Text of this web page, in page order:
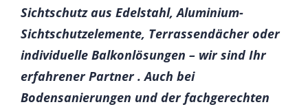
Sichtschutz aus Edelstahl, Aluminium-
Sichtschutzelemente, Terrassendächer oder
individuelle Balkonlösungen – wir sind Ihr
erfahrener Partner . Auch bei
Bodensanierungen und der fachgerechten